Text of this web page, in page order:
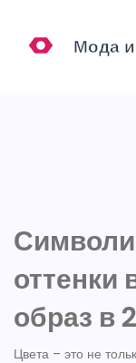
оттенки
образ в
Цвета – это не